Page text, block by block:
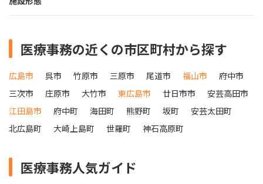
医療事務の近くの市区町村から探す
広島市 呉市 竹原市 三原市 尾道市 福山市
府中市
三次市
庄原市 大竹市 東広島市 廿日市市
安芸高田市
江田島市
府中町 海田町 熊野町 坂町
安芸太田町
北広島町
大崎上島町 世羅町 神石高原町
医療事務人気ガイド